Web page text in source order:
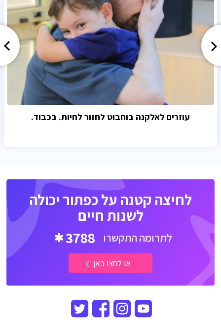
עוזרים לאלקנה בוחבוט לחזור לחיות. בכבוד.
לחיצה קטנה על כפתור יכולה
לשנות חיים
לתרומה התקשרו 3788
או לחצו כאן